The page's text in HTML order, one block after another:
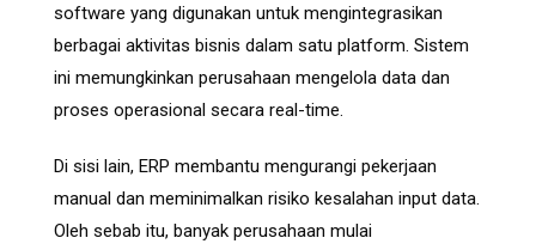
software yang digunakan untuk mengintegrasikan
berbagai aktivitas bisnis dalam satu platform. Sistem
ini memungkinkan perusahaan mengelola data dan
proses operasional secara real-time.
Di sisi lain, ERP membantu mengurangi pekerjaan
manual dan meminimalkan risiko kesalahan input data.
Oleh sebab itu, banyak perusahaan mulai